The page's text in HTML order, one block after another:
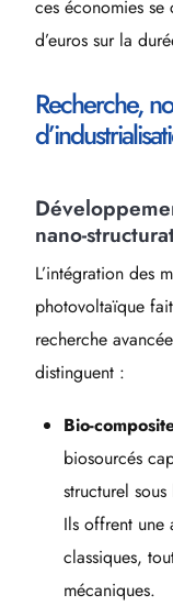
ces économies
d’euros sur la
Recherche,
nano-
L’intégration des
photovoltaïque
recherche
distinguent :
Bio-
biosourcés
structurel
Ils offrent une
classiques,
mécaniques.